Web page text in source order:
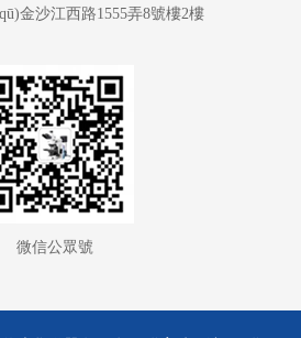
金沙江西路1555弄8號樓2樓
微信公眾號